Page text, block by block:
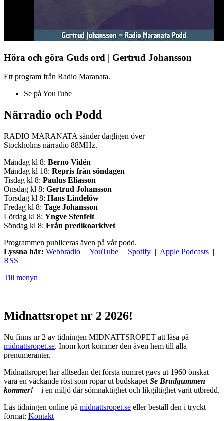
Höra och göra Guds ord | Gertrud Johansson
Ett program från Radio Maranata.
Se på YouTube
Närradio och Podd
RADIO MARANATA sänder dagligen över
Stockholms närradio 88MHz.
Måndag kl 8: Berno Vidén
Måndag kl 18: Repris från söndagen
Tisdag kl 8: Paulus Eliasson
Onsdag kl 8: Gertrud Johansson
Torsdag kl 8: Hans Lindelöw
Fredag kl 8: Tage Johansson
Lördag kl 8: Yngve Stenfelt
Söndag kl 8: Från predikoarkivet
Programmen publiceras även på vår podd.
Lyssna här: Webbradio | YouTube | Spotify | Apple Podcasts |
RSS
Till menyn
Midnattsropet nr 2 2026!
Nu finns nr 2 av tidningen MIDNATTSROPET att läsa på
midnattsropet.se. Inom kort kommer den även hem till alla
prenumeranter.
Midnattsropet har alltsedan det första numret gavs ut 1960 önskat
vara en väckande röst som ropar ut budskapet Se Brudgummen
kommer! – i en miljö där sömnaktighet och likgiltighet varit utbredd.
Läs tidningen online på midnattsropet.se eller beställ den i tryckt
format: Kontakt